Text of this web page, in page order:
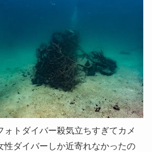
ォトダイバー殺気立ちすぎてカメ
性ダイバーしか近寄れなかったの